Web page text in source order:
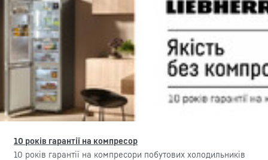
10 років гарантії на компресор
10 років гарантії на компресори побутових холодильників